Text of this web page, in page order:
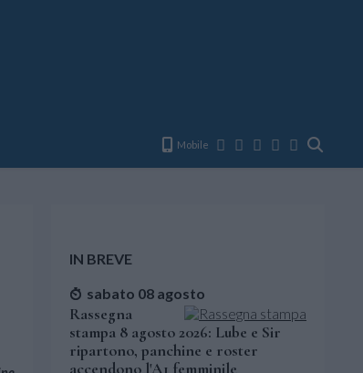
Mobile
IN BREVE
sabato 08 agosto
Rassegna
stampa 8 agosto 2026: Lube e Sir
ripartono, panchine e roster
accendono l'A1 femminile